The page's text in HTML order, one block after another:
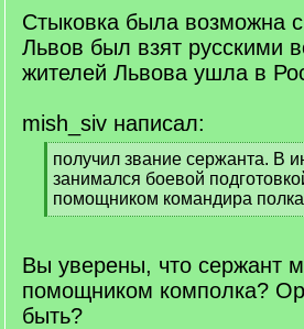
q
]
Стыковка была возможна с
Львов был взят русскими
жителей Львова ушла в
mish_siv написал:
[
q
]
получил звание сержанта. В
занимался боевой
помощником командира
[
q
Вы уверены, что сержант
помощником комполка?
быть?